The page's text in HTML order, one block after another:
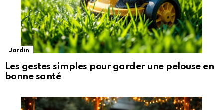
Jardin
Les gestes simples pour garder une pelouse en
bonne santé